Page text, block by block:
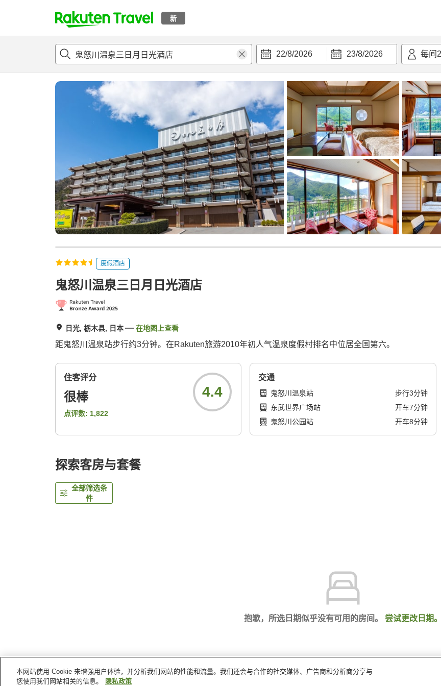
新
t
p
a
22/8/2026 23/8/2026 每间 2
概况 客房及住宿套餐评论 亮点 设施
度假酒店
鬼怒川温泉三日月日光酒店
日光, 栃木县, 日本 在地图上查看
距鬼怒川温泉站步行约3分钟。在Rakuten旅游2010年初人气温泉度假村排名中位居全国第六。
住客评分
很棒
点评数: 1,822
4.4
交通
鬼怒川温泉站 步行3分钟
东武世界广场站
开车7分钟
鬼怒川公园站
开车8分钟
探索客房与套餐
全部筛选条
件
抱歉，所选日期似乎没有可用的房间。 尝试更改日期。
首页 日本 栃木县
本网站使用 Cookie 来增强用户体验，并分析我们网站的性能和流量。我们还会与合作的社交媒体、广告商和分析商分享与
您使用我们网站相关的信息。
隐私政策